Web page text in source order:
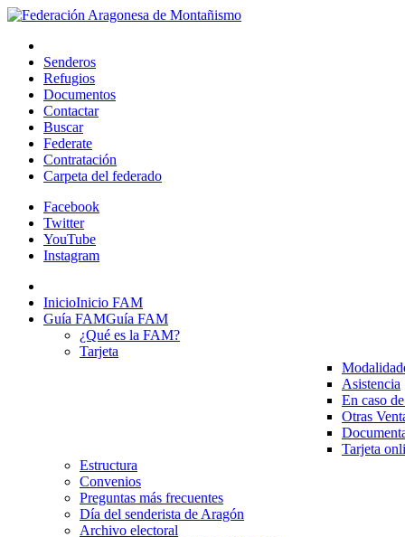
Senderos
Refugios
Documentos
Contactar
Buscar
Federate
Contratación
Carpeta del federado
Facebook
Twitter
YouTube
Instagram
InicioInicio FAM
Guía FAMGuía FAM
¿Qué es la FAM?
Tarjeta
Asistencia
En caso
Otras
Tarjeta
Estructura
Convenios
Preguntas más frecuentes
Día del senderista de Aragón
Archivo electoral